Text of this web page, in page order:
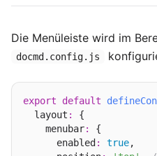
Die Menüleiste wird im
docmd.config.js
export default
  layout
:
{
    menubar
:
{
      enabled
: true,